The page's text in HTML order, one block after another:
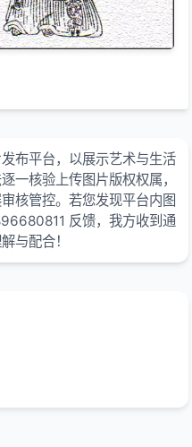
布平台，以展示艺术与生活
一核验上传图片版权权属，
核管控。若您发现平台内图
反馈，我方收到通
与配合！